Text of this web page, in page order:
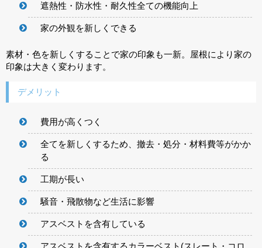
遮熱性・防水性・耐久性全ての機能向上
家の外観を新しくできる
素材・色を新しくすることで家の印象も一新。屋根により家の
印象は大きく変わります。
デメリット
費用が高くつく
全てを新しくするため、撤去・処分・材料費等がかか
る
工期が長い
騒音・飛散物など生活に影響
アスベストを含有している